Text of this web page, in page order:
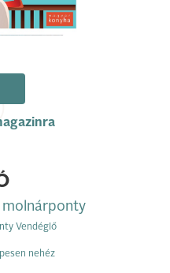
molnárponty
Vendéglő
nehéz